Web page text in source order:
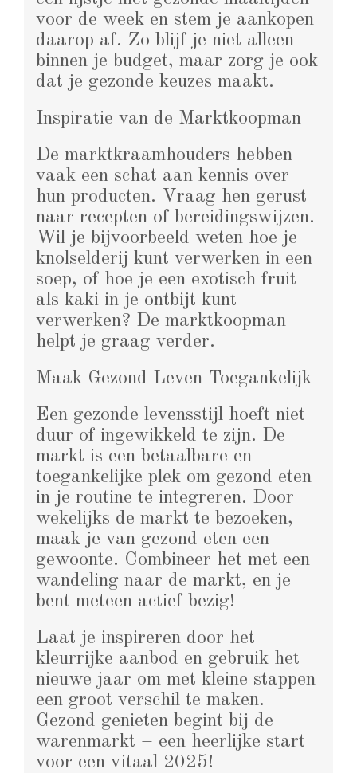
voor de week en stem je aankopen
daarop af. Zo blijf je niet alleen
binnen je budget, maar zorg je ook
dat je gezonde keuzes maakt.
Inspiratie van de Marktkoopman
De marktkraamhouders hebben
vaak een schat aan kennis over
hun producten. Vraag hen gerust
naar recepten of bereidingswijzen.
Wil je bijvoorbeeld weten hoe je
knolselderij kunt verwerken in een
soep, of hoe je een exotisch fruit
als kaki in je ontbijt kunt
verwerken? De marktkoopman
helpt je graag verder.
Maak Gezond Leven Toegankelijk
Een gezonde levensstijl hoeft niet
duur of ingewikkeld te zijn. De
markt is een betaalbare en
toegankelijke plek om gezond eten
in je routine te integreren. Door
wekelijks de markt te bezoeken,
maak je van gezond eten een
gewoonte. Combineer het met een
wandeling naar de markt, en je
bent meteen actief bezig!
Laat je inspireren door het
kleurrijke aanbod en gebruik het
nieuwe jaar om met kleine stappen
een groot verschil te maken.
Gezond genieten begint bij de
warenmarkt – een heerlijke start
voor een vitaal 2025!